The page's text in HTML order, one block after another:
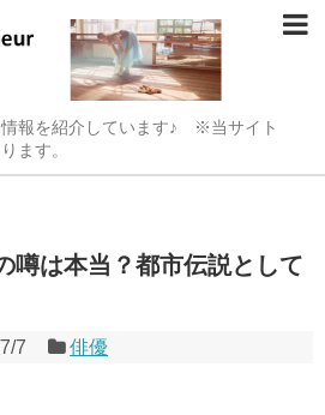
情報を紹介しています♪ ※当サイト
ます。
噂は本当？都市伝説として
7 俳優